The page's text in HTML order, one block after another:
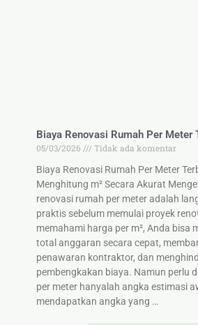
Biaya Renovasi Rumah Per Meter
05/03/2026
Tidak ada komentar
Biaya Renovasi Rumah Per Meter
Menghitung m² Secara Akurat
renovasi rumah per meter adalah
praktis sebelum memulai proyek
memahami harga per m², Anda bisa
total anggaran secara cepat,
penawaran kontraktor, dan
pembengkakan biaya. Namun perlu
per meter hanyalah angka estimasi
mendapatkan angka yang …